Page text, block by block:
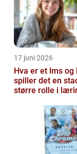
17 juni 2026
Hva er et lms
spiller det en
større rolle i